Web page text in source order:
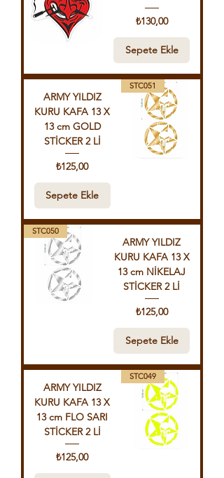
Fiyat
₺130,00
Sepete Ekle
STC051
ARMY YILDIZ
KURU KAFA 13 X
13 cm GOLD
STİCKER 2 Lİ
Fiyat
₺125,00
Sepete Ekle
STC050
ARMY YILDIZ
KURU KAFA 13 X
13 cm NİKELAJ
STİCKER 2 Lİ
Fiyat
₺125,00
Sepete Ekle
STC049
ARMY YILDIZ
KURU KAFA 13 X
13 cm FLO SARI
STİCKER 2 Lİ
Fiyat
₺125,00